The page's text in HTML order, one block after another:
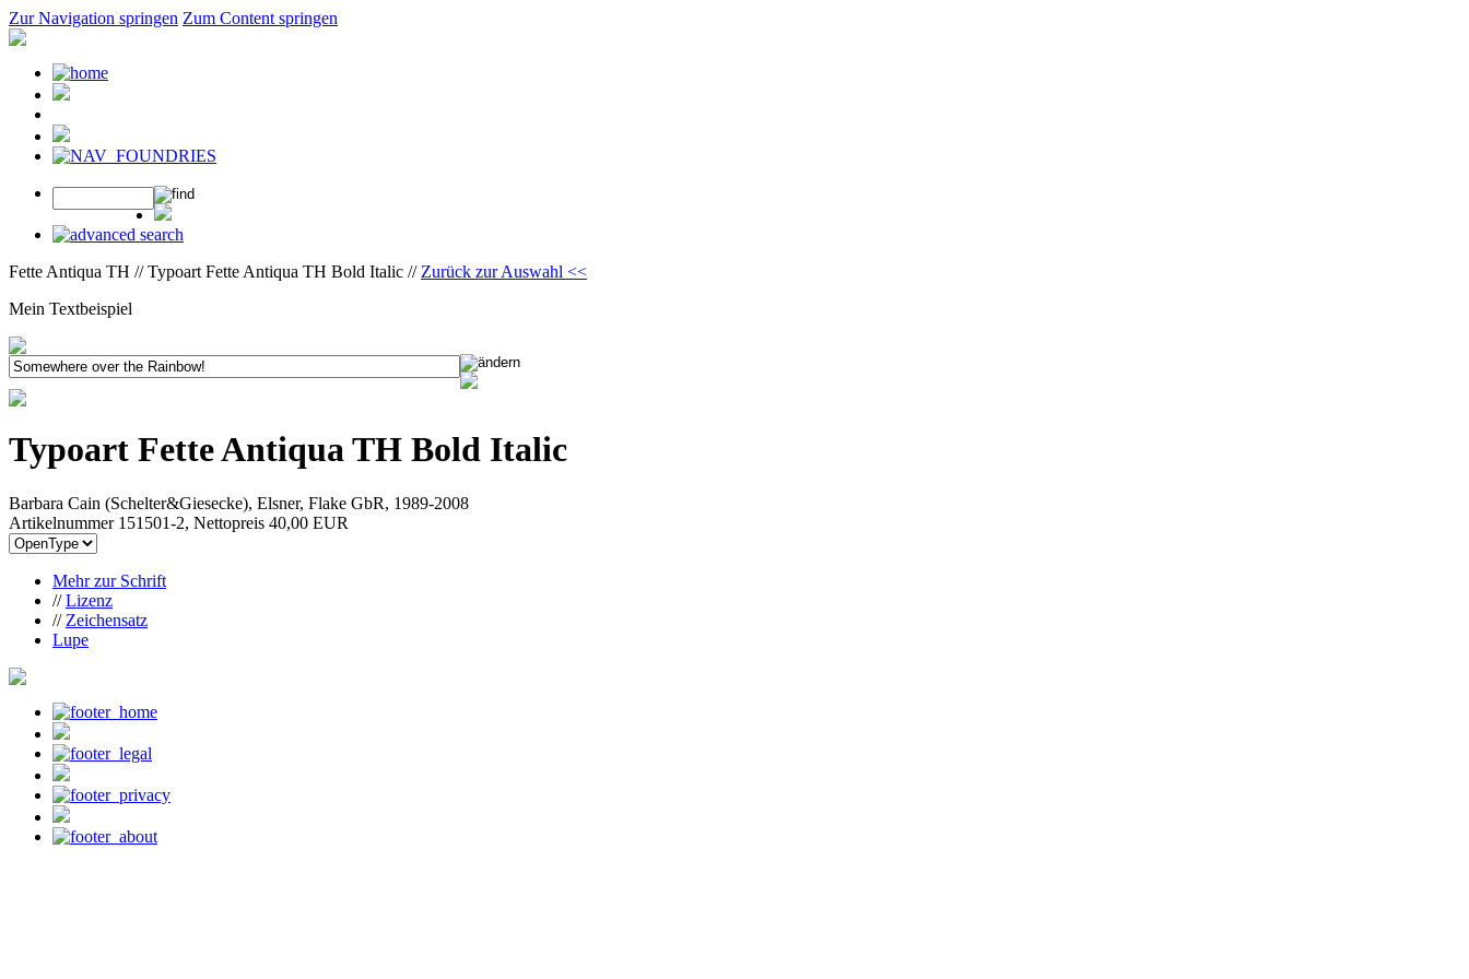
Zur Navigation springen Zum Content springen
Fette Antiqua TH // Typoart Fette Antiqua TH Bold Italic // Zurück zur Auswahl <<
Mein Textbeispiel
Typoart Fette Antiqua TH Bold Italic
Barbara Cain (Schelter&Giesecke), Elsner, Flake GbR, 1989-2008
Artikelnummer 151501-2, Nettopreis 40,00 EUR
Mehr zur Schrift
//Lizenz
// Zeichensatz
Lupe